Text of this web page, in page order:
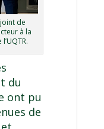
de
à la
du
ont pu
de